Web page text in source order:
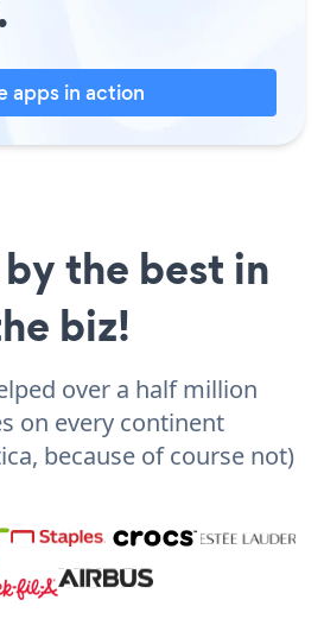
apps in action
the best in
biz!
over a half million
on every continent
because of course not)